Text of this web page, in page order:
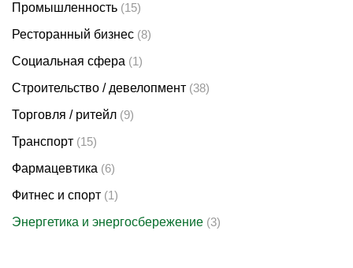
Промышленность (15)
Ресторанный бизнес (8)
Социальная сфера (1)
Строительство / девелопмент (38)
Торговля / ритейл (9)
Транспорт (15)
Фармацевтика (6)
Фитнес и спорт (1)
Энергетика и энергосбережение (3)